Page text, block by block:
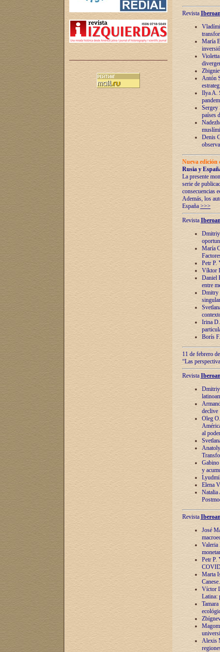
Revista
María
Antón
Ilya A.
Sergey
países
Denis
Nueva
Rusia y
La presente
serie de
consecuencias
Además, los
España >>>
Revista
Dmitriy
María
Petr P.
Víktor
Daniel
entre
Dmitry
Irina
Borís
11 de febrero
“Las
Revista
Dmitriy
declive
Oleg
al poder
y
Elena
Natalia
Revista
José
Valeria
Petr P.
Marta
Víctor
Latina:
Alexis